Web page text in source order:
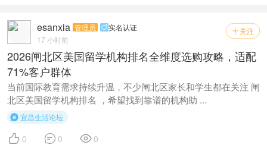
 关注
esanxia 管理员 实名认证
17 小时前
2026闸北区美国留学机构排名全维度选购攻略，适配
71%客户群体
当前国际教育需求持续升温，不少闸北区家长和学生都在关注 闸
北区美国留学机构排名 ，希望找到靠谱的机构助 ...
宜昌生活论坛
 0  0  0